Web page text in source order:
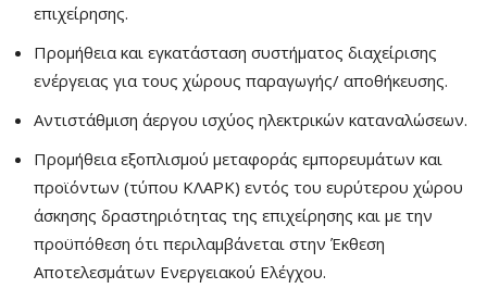
επιχείρησης.
Προμήθεια και εγκατάσταση συστήματος διαχείρισης
ενέργειας για τους χώρους παραγωγής/ αποθήκευσης.
Αντιστάθμιση άεργου ισχύος ηλεκτρικών καταναλώσεων.
Προμήθεια εξοπλισμού μεταφοράς εμπορευμάτων και
προϊόντων (τύπου ΚΛΑΡΚ) εντός του ευρύτερου χώρου
άσκησης δραστηριότητας της επιχείρησης και με την
προϋπόθεση ότι περιλαμβάνεται στην Έκθεση
Αποτελεσμάτων Ενεργειακού Ελέγχου.